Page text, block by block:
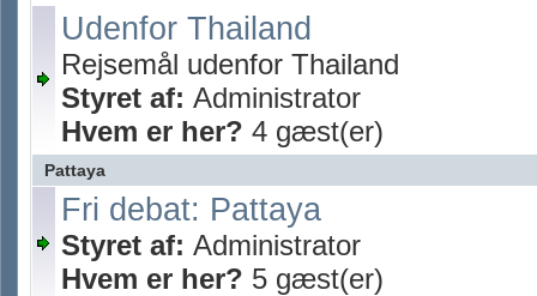
Udenfor Thailand
Rejsemål udenfor Thailand
Styret af: Administrator
Hvem er her? 4 gæst(er)
Pattaya
Fri debat: Pattaya
Styret af: Administrator
Hvem er her? 5 gæst(er)